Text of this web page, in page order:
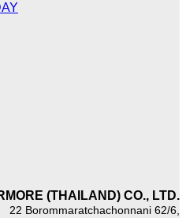
(THAILAND) CO., LTD.
22 Borommaratchachonnani 62/6,